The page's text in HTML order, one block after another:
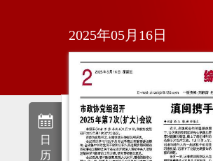
日
历
2025年05月16日